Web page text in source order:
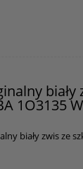
1O3135
biały zwis ze